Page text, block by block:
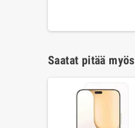
Saatat pitää myös